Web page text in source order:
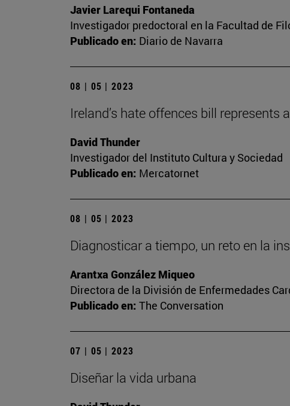
Javier Larequi Fontaneda
Investigador predoctoral en la Facultad de
Publicado en: Diario de Navarra
08 | 05 | 2023
Ireland’s hate offences bill
David Thunder
Investigador del Instituto Cultura y Sociedad
Publicado en: Mercatornet
08 | 05 | 2023
Diagnosticar a tiempo, un reto en la
Arantxa González Miqueo
Directora de la División de Enfermedades
Publicado en: The Conversation
07 | 05 | 2023
Diseñar la vida urbana